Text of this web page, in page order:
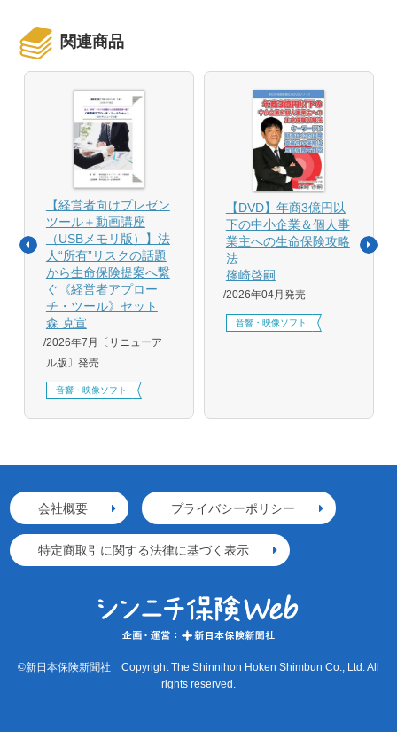
関連商品
【経営者向けプレゼン
ツール＋動画講座
（USBメモリ版）】法
人“所有”リスクの話題
から生命保険提案へ繋
ぐ《経営者アプロー
チ・ツール》セット
森 克宣
2026年7月〔リニューア
ル版〕発売
音響・映像ソフト
【DVD】年商3億円以
下の中小企業＆個人事
業主への生命保険攻略
法
篠崎啓嗣
2026年04月発売
音響・映像ソフト
会社概要 プライバシーポリシー
特定商取引に関する法律に基づく表示
©新日本保険新聞社 Copyright The Shinnihon Hoken Shimbun Co., Ltd. All
rights reserved.